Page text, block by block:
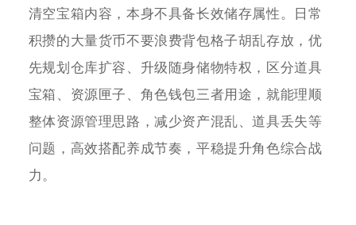
清空宝箱内容，本身不具备长效储存属性。日常
积攒的大量货币不要浪费背包格子胡乱存放，优
先规划仓库扩容、升级随身储物特权，区分道具
宝箱、资源匣子、角色钱包三者用途，就能理顺
整体资源管理思路，减少资产混乱、道具丢失等
问题，高效搭配养成节奏，平稳提升角色综合战
力。